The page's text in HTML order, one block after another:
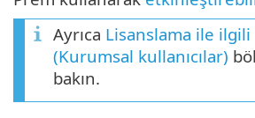
Ayrıca Lisanslama ile ilgili
(Kurumsal kullanıcılar)
bakın.